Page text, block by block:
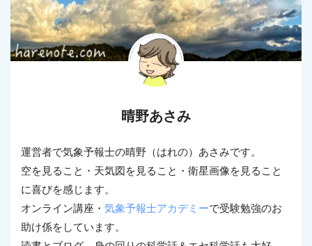
晴野あさみ
運営者で気象予報士の晴野（はれの）あさみです。
空を見ること・天気図を見ること・衛星画像を見ること
に喜びを感じます。
オンライン講座・ 気象予報士アカデミーで受験勉強のお
助け係をしています。